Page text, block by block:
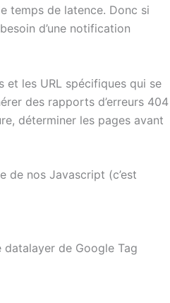
temps de latence. Donc si
d’une notification
les URL spécifiques qui se
des rapports d’erreurs 404
déterminer les pages avant
de nos Javascript (c’est
datalayer de Google Tag